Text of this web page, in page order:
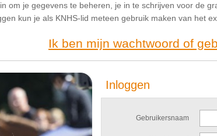
om je gegevens te beheren, je in te schrijven voor de
kun je als KNHS-lid meteen gebruik maken van het
Ik ben mijn wachtwoord of
Inloggen
Gebruikersnaam